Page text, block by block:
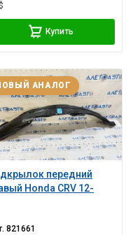
Купить
передний
Honda CRV 12-
АНАЛОГ
821661